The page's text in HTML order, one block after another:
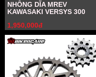
NHÔNG DĨA MREV
KAWASAKI VERSYS 300
1,950,000đ